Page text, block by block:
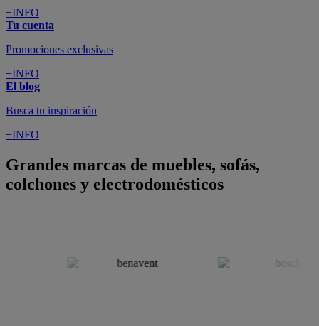
+INFO
Tu cuenta
Promociones exclusivas
+INFO
El blog
Busca tu inspiración
+INFO
Grandes marcas de muebles, sofás,
colchones y electrodomésticos